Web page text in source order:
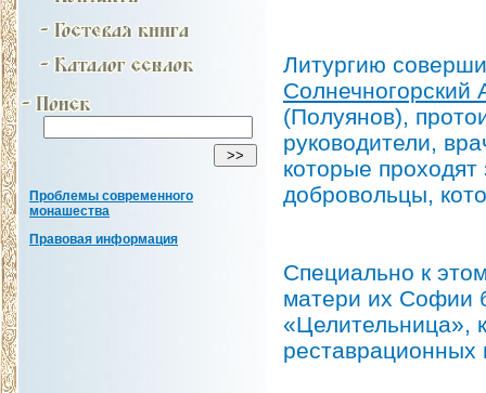
Проблемы современного
монашества
Правовая информация
Литургию
Солнечногорский
(Полуянов),
руководители,
которые
добровольцы,
Специально к
матери их Софии
«Целительница»,
реставрационных